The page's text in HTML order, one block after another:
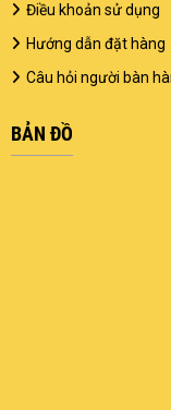
Điều khoản sử dụng
Hướng dẫn đặt hàng
Câu hỏi người bàn
BẢN ĐỒ